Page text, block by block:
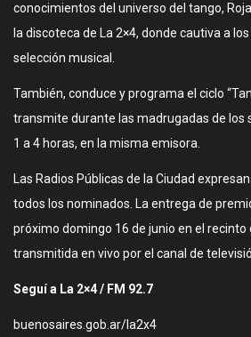
conocimientos del universo del tango,
la discoteca de La 2×4, donde cautiva a
selección musical.
También, conduce y programa el ciclo
transmite durante las madrugadas de los
1 a 4 horas, en la misma emisora.
Las Radios Públicas de la Ciudad
todos los nominados. La entrega de
próximo domingo 16 de junio en el recinto
transmitida en vivo por el canal de
Seguí a La 2×4 / FM 92.7
buenosaires.gob.ar/la2x4